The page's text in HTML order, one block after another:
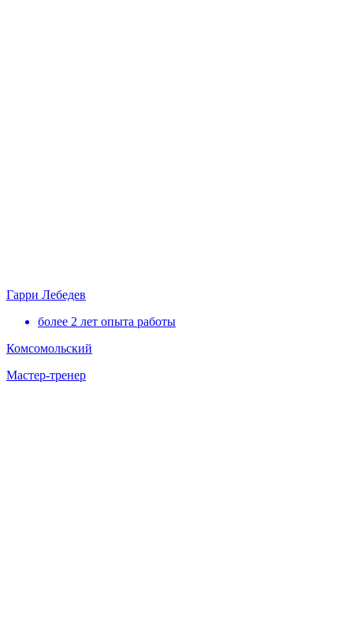
Гарри Лебедев
более 2 лет опыта работы
Комсомольский
Мастер-тренер